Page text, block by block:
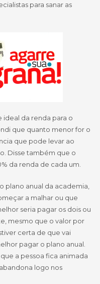
para sanar as
ideal da renda para o
que quanto menor for o
que pode levar ao
Disse também que o
da renda de cada um.
plano anual da academia,
a malhar ou que
seria pagar os dois ou
mesmo que o valor por
certa de que vai
pagar o plano anual.
a pessoa fica animada
logo nos